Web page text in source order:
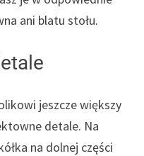
ani blatu stołu.
jeszcze większy
detale. Na
na dolnej części